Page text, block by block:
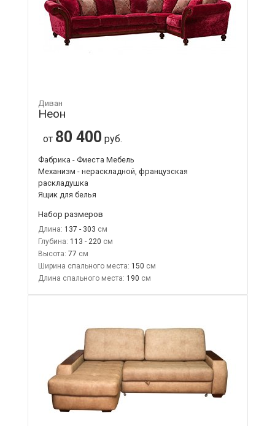
Диван
Неон
от 80 400 руб.
Фабрика - Фиеста Мебель
Механизм - нераскладной, французская
раскладушка
Ящик для белья
Набор размеров
Длина: 137 - 303
Глубина: 113 - 220
Высота: 77
Ширина спального места: 150
Длина спального места: 190